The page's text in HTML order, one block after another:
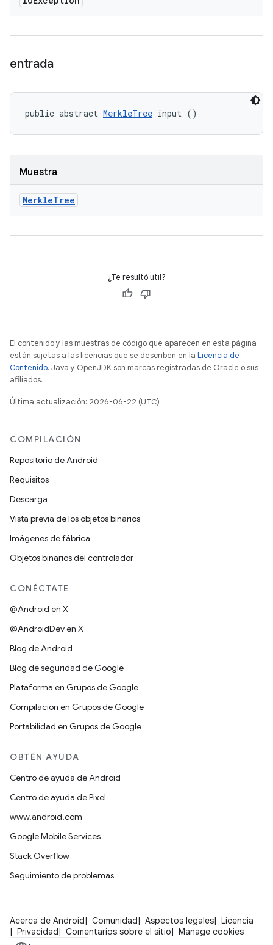
entrada
public abstract MerkleTree input ()
Muestra
MerkleTree
¿Te resultó útil?
El contenido y las muestras de código que aparecen en esta página
están sujetas a las licencias que se describen en la Licencia de
Contenido. Java y OpenJDK son marcas registradas de Oracle o sus
afiliados.
Última actualización: 2026-06-22 (UTC)
COMPILACIÓN
Repositorio de Android
Requisitos
Descarga
Vista previa de los objetos binarios
Imágenes de fábrica
Objetos binarios del controlador
CONÉCTATE
@Android en X
@AndroidDev en X
Blog de Android
Blog de seguridad de Google
Plataforma en Grupos de Google
Compilación en Grupos de Google
Portabilidad en Grupos de Google
OBTÉN AYUDA
Centro de ayuda de Android
Centro de ayuda de Pixel
www.android.com
Google Mobile Services
Stack Overflow
Seguimiento de problemas
Acerca de Android Comunidad Aspectos legales
Licencia
Privacidad
Comentarios sobre el sitio Manage cookies